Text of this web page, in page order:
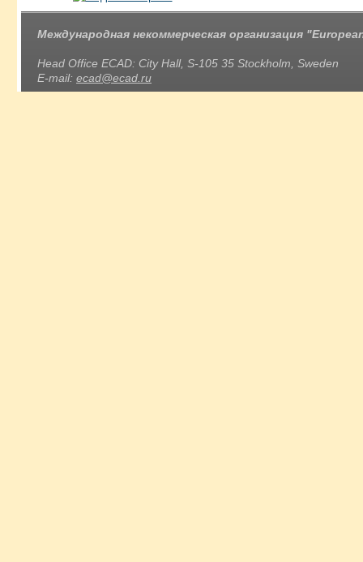
Международная некоммерческая организация
Head Office ECAD: City Hall, S-105 35 Stockholm, Sweden
E-mail: ecad@ecad.ru